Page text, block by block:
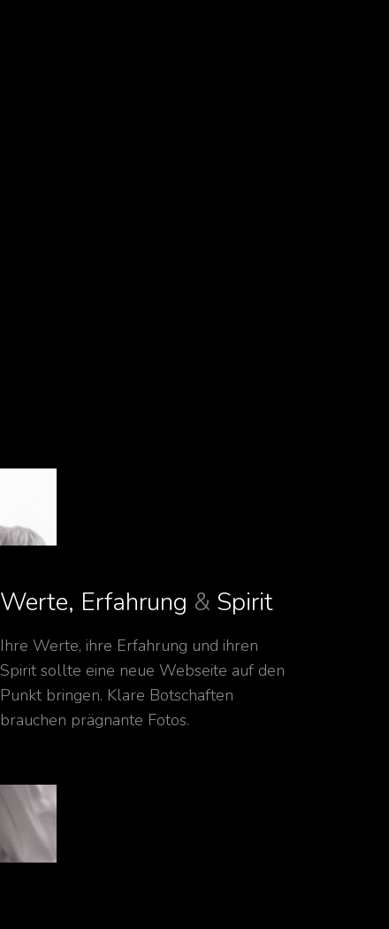
Werte, Erfahrung & Spirit
Ihre Werte, ihre Erfahrung und ihren
Spirit sollte eine neue Webseite auf den
Punkt bringen. Klare Botschaften
brauchen prägnante Fotos.